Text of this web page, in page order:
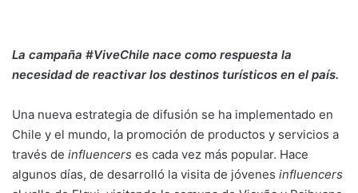
La campaña #ViveChile nace como respuesta la
necesidad de reactivar los destinos turísticos en el país.
Una nueva estrategia de difusión se ha implementado en
Chile y el mundo, la promoción de productos y servicios a
través de influencers es cada vez más popular. Hace
algunos días, de desarrolló la visita de jóvenes influencers